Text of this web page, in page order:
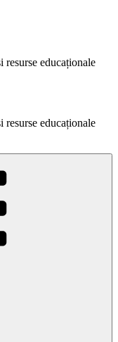
resurse educaționale
resurse educaționale